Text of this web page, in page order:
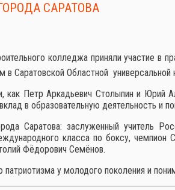
САРАТОВА
колледжа приняли участие в
Саратовской Областной универсальной
Петр Аркадьевич Столыпин и Юрий
в образовательную деятельность и
Саратова: заслуженный учитель
класса по боксу,
Фёдорович Семёнов.
у молодого поколения и